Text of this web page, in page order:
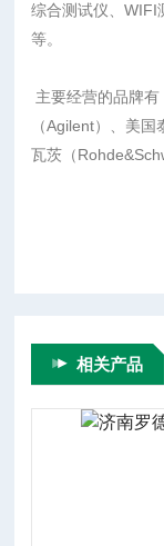
综合测试仪、WIFI
等。
主要经营的品牌
（Agilent）、美
瓦茨（
相关产品